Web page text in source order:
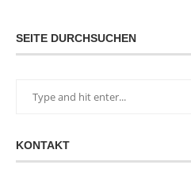
SEITE DURCHSUCHEN
KONTAKT